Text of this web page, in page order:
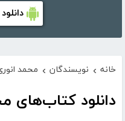
خانه › نویسندگان › محمد
دانلود کتاب‌های